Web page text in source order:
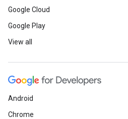
Google Cloud
Google Play
View all
Android
Chrome